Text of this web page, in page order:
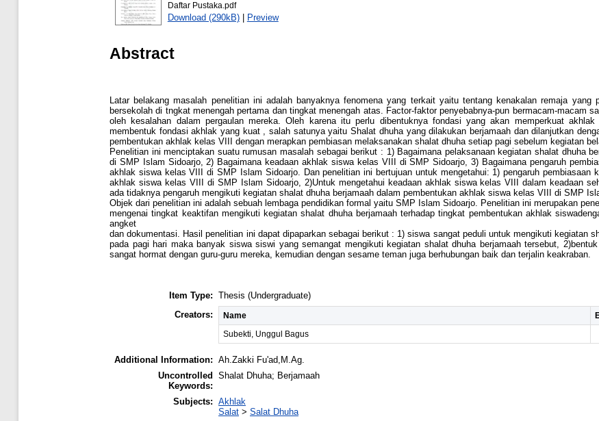
Daftar Pustaka.pdf
Download (290kB)| Preview
Abstract
Latar belakang masalah penelitian ini adalah banyaknya fenomena yang terkait yaitu tentang kenakalan remaja
bersekolah di tngkat menengah pertama dan tingkat menengah atas. Factor-faktor penyebabnya-pun bermacam-macam
oleh kesalahan dalam pergaulan mereka. Oleh karena itu perlu dibentuknya fondasi yang akan memperkuat
membentuk fondasi akhlak yang kuat , salah satunya yaitu Shalat dhuha yang dilakukan berjamaah dan dilanjutkan
pembentukan akhlak kelas VIII dengan merapkan pembiasan melaksanakan shalat dhuha setiap pagi sebelum kegiatan
Penelitian ini menciptakan suatu rumusan masalah sebagai berikut : 1) Bagaimana pelaksanaan kegiatan shalat dhuha
di SMP Islam Sidoarjo, 2) Bagaimana keadaan akhlak siswa kelas VIII di SMP Sidoarjo, 3) Bagaimana pengaruh
akhlak siswa kelas VIII di SMP Islam Sidoarjo. Dan penelitian ini bertujuan untuk mengetahui: 1) pengaruh pembiasaan
akhlak siswa kelas VIII di SMP Islam Sidoarjo, 2)Untuk mengetahui keadaan akhlak siswa kelas VIII dalam keadaan
ada tidaknya pengaruh mengikuti kegiatan shalat dhuha berjamaah dalam pembentukan akhlak siswa kelas VIII di SMP
Objek dari penelitian ini adalah sebuah lembaga pendidikan formal yaitu SMP Islam Sidoarjo. Penelitian ini merupakan
mengenai tingkat keaktifan mengikuti kegiatan shalat dhuha berjamaah terhadap tingkat pembentukan akhlak
angket
dan dokumentasi. Hasil penelitian ini dapat dipaparkan sebagai berikut : 1) siswa sangat peduli untuk mengikuti kegiatan
pada pagi hari maka banyak siswa siswi yang semangat mengikuti kegiatan shalat dhuha berjamaah tersebut,
sangat hormat dengan guru-guru mereka, kemudian dengan sesame teman juga berhubungan baik dan terjalin keakraban.
Item Type: Thesis (Undergraduate)
Creators:
Name
Subekti, Unggul Bagus
Additional Information: Ah.Zakki Fu'ad,M.Ag.
Uncontrolled
Keywords:
Shalat Dhuha; Berjamaah
Subjects: Akhlak
Salat > Salat Dhuha